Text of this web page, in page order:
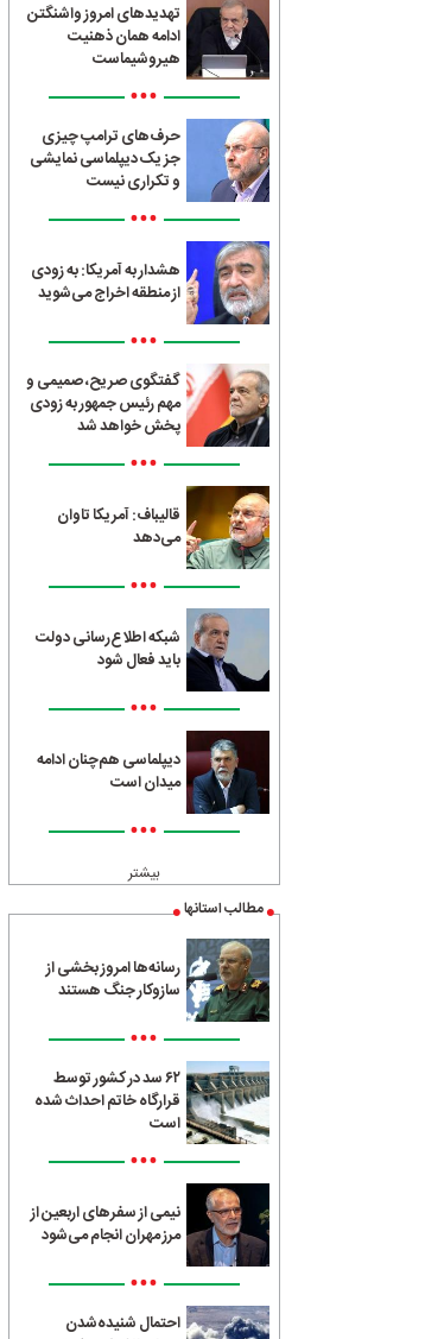
تهدیدهای امروز واشنگتن
ادامه همان ذهنیت
هیروشیماست
•••
حرف‌های ترامپ چیزی
جز یک دیپلماسی نمایشی
و تکراری نیست
•••
هشدار به آمریکا: به زودی
از منطقه اخراج می‌شوید
•••
گفتگوی صریح، صمیمی و
مهم رئیس جمهور به زودی
پخش خواهد شد
•••
قالیباف: آمریکا تاوان
می‌دهد
•••
شبکه اطلاع‌رسانی دولت
باید فعال شود
•••
دیپلماسی هم‌چنان ادامه
میدان است
•••
بیشتر
مطالب استانها
رسانه‌ها امروز بخشی از
سازوکار جنگ هستند
•••
۶۲ سد در کشور توسط
قرارگاه خاتم احداث شده
است
•••
نیمی از سفرهای اربعین از
مرز مهران انجام می‌شود
•••
احتمال شنیده‌شدن